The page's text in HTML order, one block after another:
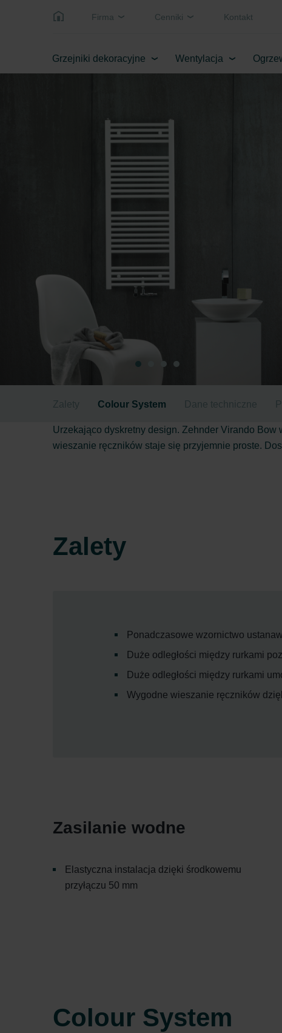
Firma Cenniki Kontakt
Grzejniki dekoracyjne Wentylacja
Zalety Colour System Dane techniczne
Urzekająco dyskretny design. Zehnder Virando
wieszanie ręczników staje się przyjemnie proste.
Zalety
Ponadczasowe wzornictwo
Duże odległości między rurkami
Duże odległości między rurkami
Wygodne wieszanie ręczników
Zasilanie wodne
Elastyczna instalacja dzięki środkowemu
przyłączu 50 mm
Colour System